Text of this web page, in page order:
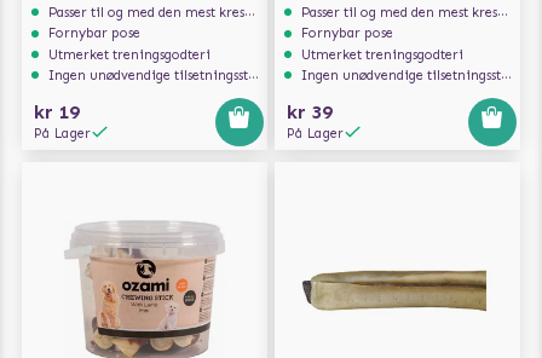
Passer til og med den mest kresne hunden
Fornybar pose
Utmerket treningsgodteri
Ingen unødvendige tilsetningsstoffer
kr 19
På Lager
Passer til og med den mest kresne hunden
Fornybar pose
Utmerket treningsgodteri
Ingen unødvendige tilsetningsstoffer
kr 39
På Lager